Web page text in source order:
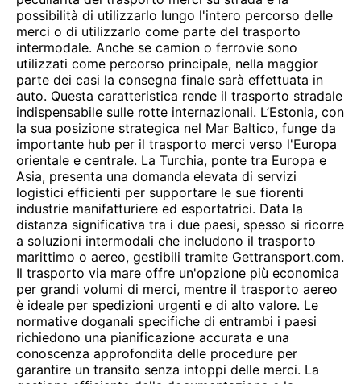
possibilità di utilizzarlo lungo l'intero percorso delle
merci o di utilizzarlo come parte del trasporto
intermodale. Anche se camion o ferrovie sono
utilizzati come percorso principale, nella maggior
parte dei casi la consegna finale sarà effettuata in
auto. Questa caratteristica rende il trasporto stradale
indispensabile sulle rotte internazionali. L’Estonia, con
la sua posizione strategica nel Mar Baltico, funge da
importante hub per il trasporto merci verso l'Europa
orientale e centrale. La Turchia, ponte tra Europa e
Asia, presenta una domanda elevata di servizi
logistici efficienti per supportare le sue fiorenti
industrie manifatturiere ed esportatrici. Data la
distanza significativa tra i due paesi, spesso si ricorre
a soluzioni intermodali che includono il trasporto
marittimo o aereo, gestibili tramite Gettransport.com.
Il trasporto via mare offre un'opzione più economica
per grandi volumi di merci, mentre il trasporto aereo
è ideale per spedizioni urgenti e di alto valore. Le
normative doganali specifiche di entrambi i paesi
richiedono una pianificazione accurata e una
conoscenza approfondita delle procedure per
garantire un transito senza intoppi delle merci. La